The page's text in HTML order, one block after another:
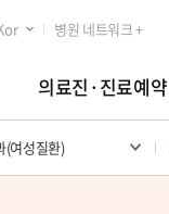
병원 네트워크 +
의료진·진료예약
(여성질환)